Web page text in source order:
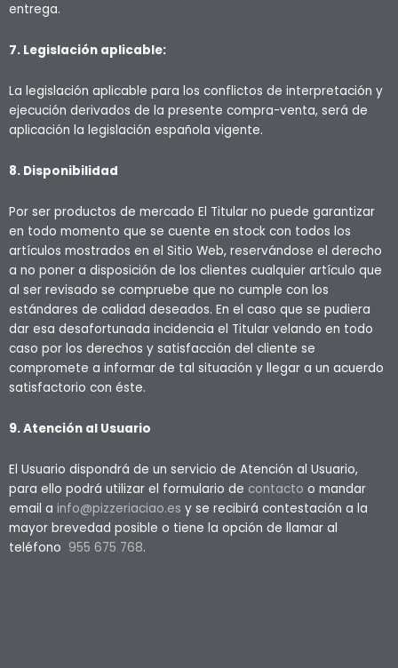
entrega.
7. Legislación aplicable:
La legislación aplicable para los conflictos de interpretación y
ejecución derivados de la presente compra-venta, será de
aplicación la legislación española vigente.
8. Disponibilidad
Por ser productos de mercado El Titular no puede garantizar
en todo momento que se cuente en stock con todos los
artículos mostrados en el Sitio Web, reservándose el derecho
a no poner a disposición de los clientes cualquier artículo que
al ser revisado se compruebe que no cumple con los
estándares de calidad deseados. En el caso que se pudiera
dar esa desafortunada incidencia el Titular velando en todo
caso por los derechos y satisfacción del cliente se
compromete a informar de tal situación y llegar a un acuerdo
satisfactorio con éste.
9. Atención al Usuario
El Usuario dispondrá de un servicio de Atención al Usuario,
para ello podrá utilizar el formulario de contacto o mandar
email a info@pizzeriaciao.es y se recibirá contestación a la
mayor brevedad posible o tiene la opción de llamar al
teléfono 955 675 768.